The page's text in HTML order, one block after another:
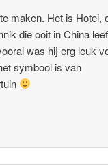
maken. Het is Hotei,
die ooit in China
was hij erg leuk
symbool is van